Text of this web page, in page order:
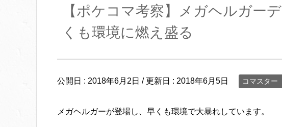
【ポケコマ考察】メガヘルガー
くも環境に燃え盛る
公開日 : 2018年6月2日 / 更新日 : 2018年6月5日 コマスター
メガヘルガーが登場し、早くも環境で大暴れしています。